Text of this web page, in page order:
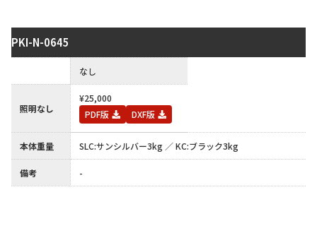
PKI-N-0645
なし
照明なし
¥25,000
PDF版
DXF版
本体重量 SLC:サンシルバー3kg ／ KC:ブラック3kg
備考 -